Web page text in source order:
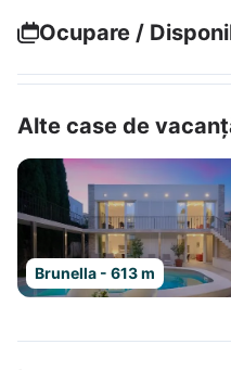
Ocupare /
Alte case de
Brunella - 613 m